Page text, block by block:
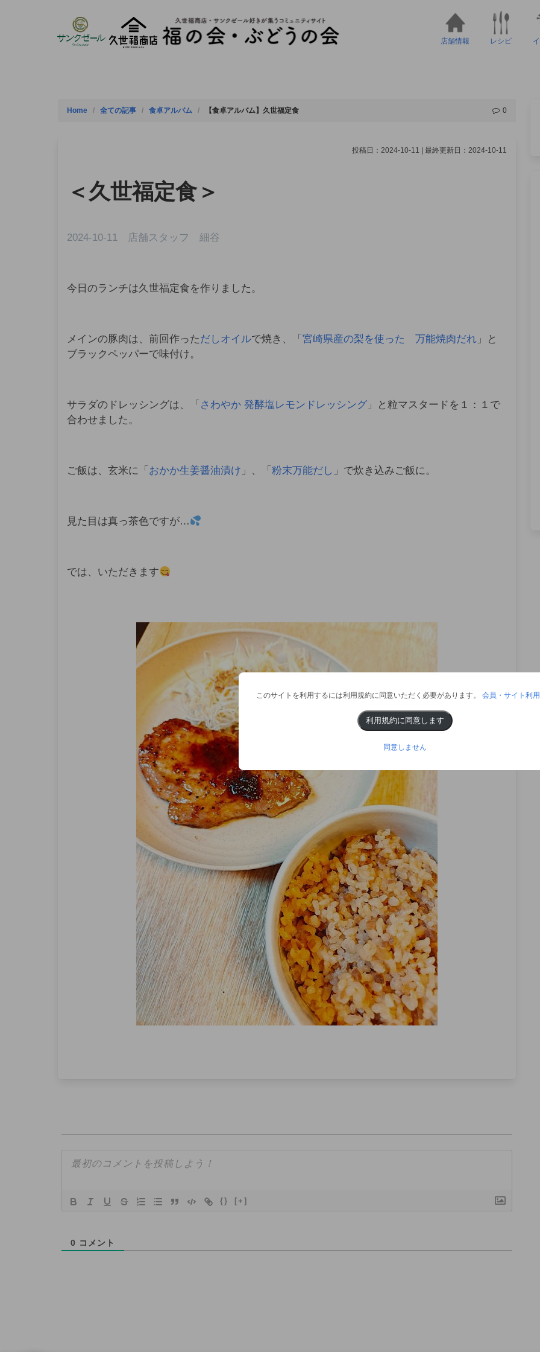
店舗情報 レシピ
Home 全ての記事 食卓アルバム 【食卓アルバム】久世福定食 0
投稿日：2024-10-11 | 最終更新日：2024-10-11
＜久世福定食＞
2024-10-11 店舗スタッフ 細谷
今日のランチは久世福定食を作りました。
メインの豚肉は、前回作っただしオイルで焼き、「 宮崎県産の梨を使った 万能焼肉だれ 」と
ブラックペッパーで味付け。
サラダのドレッシングは、「 さわやか 発酵塩レモンドレッシング 」と粒マスタードを１：１で
合わせました。
ご飯は、玄米に「 おかか生姜醤油漬け 」、「 粉末万能だし 」で炊き込みご飯に。
見た目は真っ茶色ですが…
では、いただきます
{} [+]
0 コメント
このサイトを利用するには利用規約に同意いただく必要があります。 会員・サイト利
利用規約に同意します
同意しません